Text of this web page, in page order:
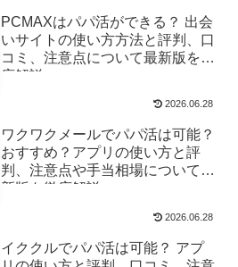
PCMAXはパパ活ができる？ 出会
いサイトの使い方方法と評判、口
コミ、注意点について最新版を徹
底解説
2026.06.28
ワクワクメールでパパ活は可能？
おすすめ？アプリの使い方と評
判、注意点や手当相場について最
新版を徹底解説
2026.06.28
イククルでパパ活は可能？ アプ